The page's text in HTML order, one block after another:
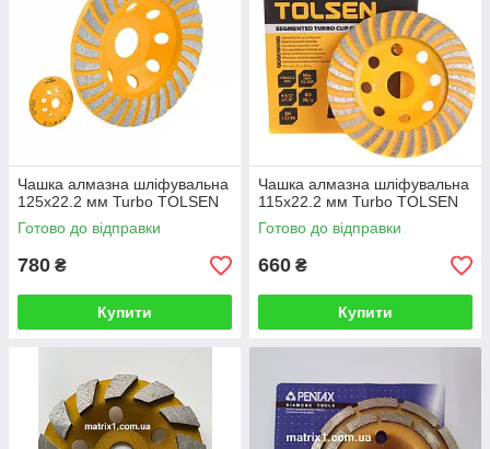
Чашка алмазна шліфувальна
125x22.2 мм Turbo TOLSEN
Готово до відправки
780 ₴
Купити
Чашка алмазна шліфувальна
115x22.2 мм Turbo TOLSEN
Готово до відправки
660 ₴
Купити